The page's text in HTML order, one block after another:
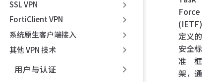
SSL VPN
FortiClient VPN
系统原生客户端接入
其他 VPN 技术
用户与认证
Force
(IETF)
定义的
安全标
准框
架，通